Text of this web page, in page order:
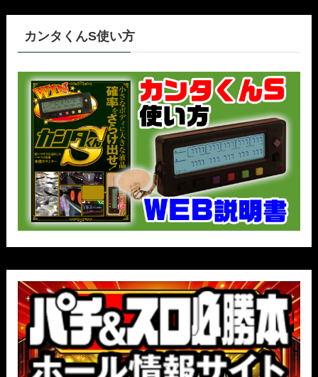
カンタくんS使い方